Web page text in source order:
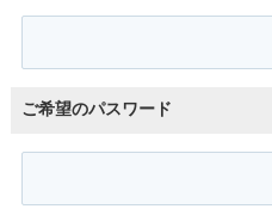
ご希望のパスワード